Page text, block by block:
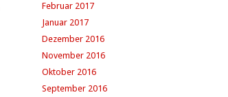
Februar 2017
Januar 2017
Dezember 2016
November 2016
Oktober 2016
September 2016